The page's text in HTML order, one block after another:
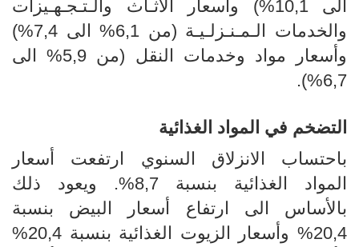
الى 10,1%) وأسعار الأثـاث والـتـجـهـيزات
والخدمات الـمـنـزلـيـة (من 6,1% الى 7,4%)
وأسعار مواد وخدمات النقل (من 5,9% الى
6,7%).
التضخم في المواد الغذائية
باحتساب الانزلاق
السنوي ارتفعت أسعار
لمواد الغذائية بنسبة
8,7%. ويعود ذلك
بالأساس الى ارتفاع أسعار البيض بنسبة
20,4% وأسعار الزيوت الغذائية بنسبة 20,4%